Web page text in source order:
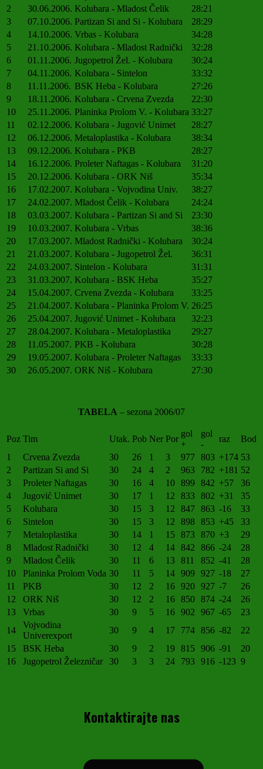
2
30.06.2006. Kolubara - Mladost Čelik
28:21
3
07.10.2006. Partizan Si and Si - Kolubara
28:29
4
14.10.2006. Vrbas - Kolubara
34:28
5
21.10.2006. Kolubara - Mladost Radnički
32:28
6
01.11.2006. Jugopetrol Žel. - Kolubara
30:24
7
04.11.2006. Kolubara - Sintelon
33:32
8
11.11.2006. BSK Heba - Kolubara
27:26
9
18.11.2006. Kolubara - Crvena Zvezda
22:30
10
25.11.2006. Planinka Prolom V. - Kolubara 33:27
11
02.12.2006. Kolubara - Jugović Unimet
28:27
12
06.12.2006. Metaloplastika - Kolubara
38:34
13
09.12.2006. Kolubara - PKB
28:27
14
16.12.2006. Proleter Naftagas - Kolubara
31:20
15
20.12.2006. Kolubara - ORK Niš
35:34
16
17.02.2007. Kolubara - Vojvodina Univ.
38:27
17
24.02.2007. Mladost Čelik - Kolubara
24:24
18
03.03.2007. Kolubara - Partizan Si and Si
23:30
19
10.03.2007. Kolubara - Vrbas
38:36
20
17.03.2007. Mladost Radnički - Kolubara
30:24
21
21.03.2007. Kolubara - Jugopetrol Žel.
36:31
22
24.03.2007. Sintelon - Kolubara
31:31
23
31.03.2007. Kolubara - BSK Heba
35:27
24
15.04.2007. Crvena Zvezda - Kolubara
33:25
25
21.04.2007. Kolubara - Planinka Prolom V. 26:25
26
25.04.2007. Jugović Unimet - Kolubara
32:23
27
28.04.2007. Kolubara - Metaloplastika
29:27
28
11.05.2007. PKB - Kolubara
30:28
29
19.05.2007. Kolubara - Proleter Naftagas
33:33
30
26.05.2007. ORK Niš - Kolubara 27:30
TABELA – sezona 2006/07
Poz Tim Utak. Pob Ner Por
gol
+
gol
-
raz
Bod
1
Crvena Zvezda 30 26 1 3 977 803 +174 53
2
Partizan Si and Si 30 24 4 2 963 782 +181 52
3
Proleter Naftagas 30 16 4 10 899 842 +57
36
4
Jugović Unimet 30 17 1 12 833 802 +31
35
5
Kolubara 30 15 3 12 847 863 -16
33
6
Sintelon 30 15 3 12 898 853 +45
33
7
Metaloplastika 30 14 1 15 873 870 +3
29
8
Mladost Radnički 30 12 4 14 842 866 -24
28
9
Mladost Čelik 30 11 6 13 811 852 -41
28
10
Planinka Prolom Voda 30 11 5 14 909 927 -18
27
11
PKB 30 12 2 16 920 927 -7
26
12
ORK Niš 30 12 2 16 850 874 -24
26
13
Vrbas 30 9 5 16 902 967 -65
23
14
Vojvodina
Univerexport
30 9 4 17 774 856 -82
22
15
BSK Heba 30 9 2 19 815 906 -91
20
16
Jugopetrol Železničar 30 3 3 24 793 916 -123 9
Kontaktirajte nas